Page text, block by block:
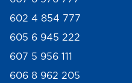
602 4 854 777
605 6 945 222
607 5 956 111
606 8 962 205